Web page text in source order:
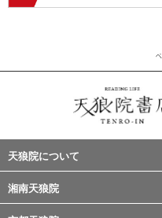
天狼院について
湘南天狼院